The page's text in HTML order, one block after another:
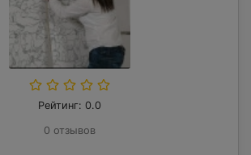
Рейтинг: 0.0
0 отзывов